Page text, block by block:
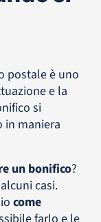
postale è uno
e la
si
in maniera
un bonifico?
casi.
come